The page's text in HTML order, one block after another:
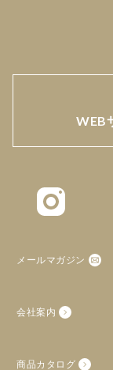
WEB
メールマガジン
会社案内
商品カタログ